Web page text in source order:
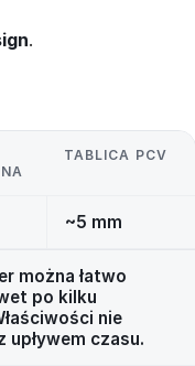
.
TABLICA PCV
~5 mm
można łatwo
po kilku
nie
upływem czasu.